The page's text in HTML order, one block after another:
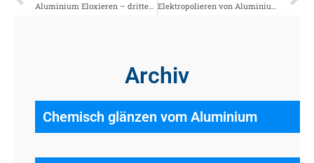
Archiv
Chemisch glänzen vom Aluminium